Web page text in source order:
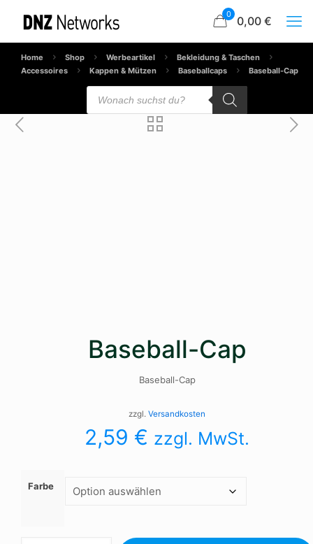
0 0,00 €
Home Shop Werbeartikel
Bekleidung & Taschen
Accessoires
Kappen & Mützen Baseballcaps Baseball-Cap
Products
search
Baseball-Cap
Baseball-Cap
zzgl. Versandkosten
2,59 € zzgl. MwSt.
Farbe